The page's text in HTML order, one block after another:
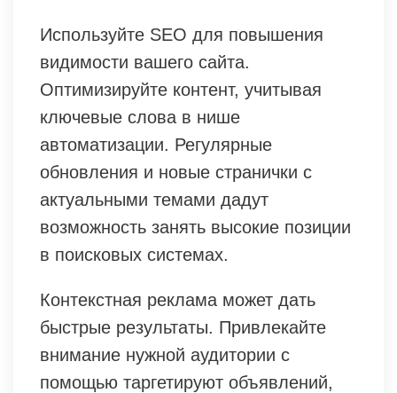
Используйте SEO для повышения
видимости вашего сайта.
Оптимизируйте контент, учитывая
ключевые слова в нише
автоматизации. Регулярные
обновления и новые странички с
актуальными темами дадут
возможность занять высокие позиции
в поисковых системах.
Контекстная реклама может дать
быстрые результаты. Привлекайте
внимание нужной аудитории с
помощью таргетируют объявлений,